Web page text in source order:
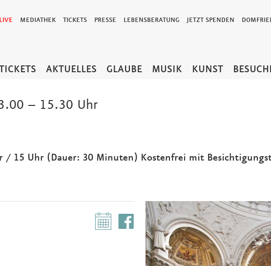
LIVE MEDIATHEK TICKETS PRESSE LEBENSBERATUNG JETZT SPENDEN
AKTUELLES GLAUBE MUSIK KUNST
– 15.30 Uhr
/ 15 Uhr (Dauer: 30 Minuten) Kostenfrei mit